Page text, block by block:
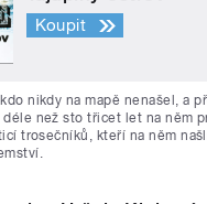
Koupit
nikdy na mapě nenašel, a
déle než sto třicet let na něm
trosečníků, kteří na něm